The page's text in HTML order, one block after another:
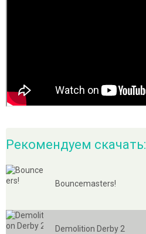
Рекомендуем скачать:
Bouncemasters!
Demolition Derby 2